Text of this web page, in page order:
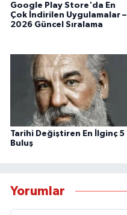
Google Play Store'da En
Çok İndirilen Uygulamalar –
2026 Güncel Sıralama
Tarihi Değiştiren En İlginç 5
Buluş
Yorumlar